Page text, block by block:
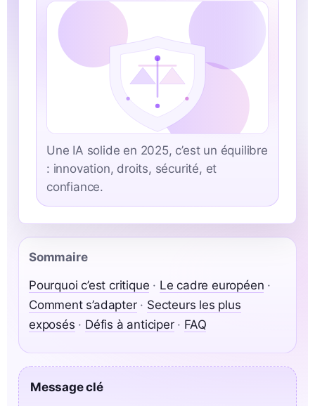
Une IA solide en 2025, c’est un équilibre
: innovation, droits, sécurité, et
confiance.
Sommaire
Pourquoi c’est critique · Le cadre européen ·
Comment s’adapter· Secteurs les plus
exposés · Défis à anticiper· FAQ
Message clé